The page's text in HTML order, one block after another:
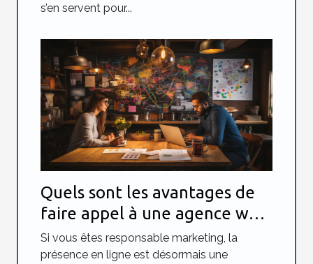
s’en servent pour...
Quels sont les avantages de
faire appel à une agence web
?
Si vous êtes responsable marketing, la
présence en ligne est désormais une